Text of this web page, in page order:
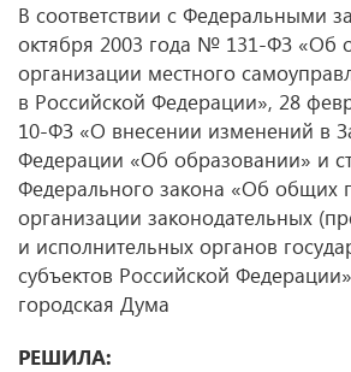
В соответствии с Федеральными
октября 2003 года № 131-ФЗ «Об
организации местного
в Российской Федерации», 28
10-ФЗ «О внесении изменений в
Федерации «Об образовании» и
Федерального закона «Об общих
организации законодательных
и исполнительных органов
субъектов Российской
городская Дума
РЕШИЛА: